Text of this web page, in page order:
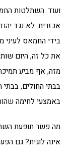
אכזרית. לא נגד
בידי החמאס לעיני
את כל זה, היום
מזה, אף מביע
בבתי החולים,
באמצעי לחימה
מה פשר תופעת
אינה לוגית? גם